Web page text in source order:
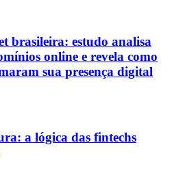
brasileira: estudo analisa
online e revela como
sua presença digital
a lógica das fintechs